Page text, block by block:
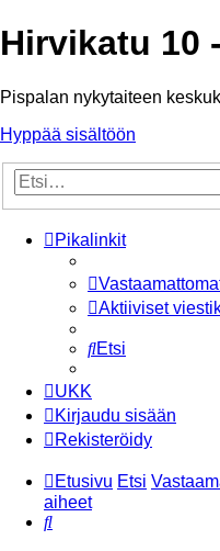
Hirvikatu 10
Pispalan nykytaiteen
Hyppää sisältöön
Pikalinkit
Aktiiviset
Etsi
UKK
Kirjaudu sisään
Rekisteröidy
Etusivu Etsi
aiheet
Etsi